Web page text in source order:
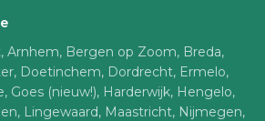
Arnhem, Bergen op Zoom, Breda,
Doetinchem, Dordrecht, Ermelo,
Goes (nieuw!), Harderwijk, Hengelo,
Lingewaard, Maastricht, Nijmegen,